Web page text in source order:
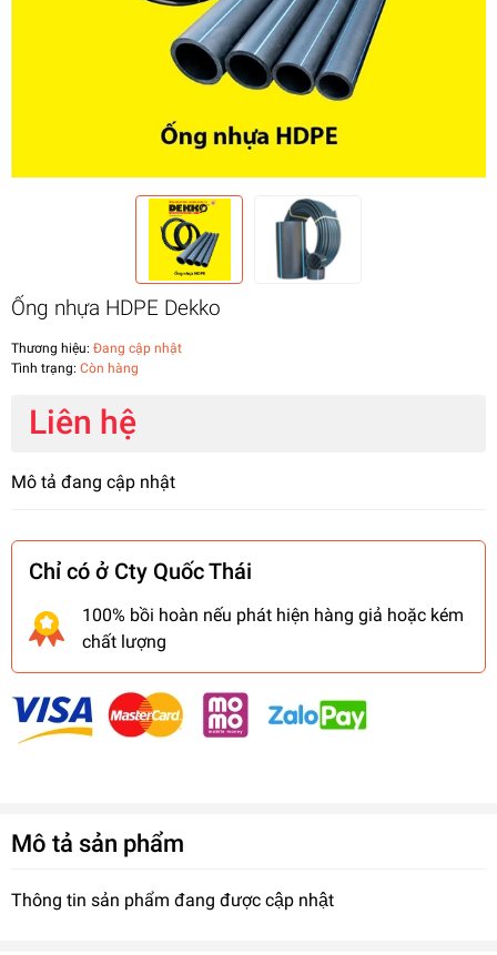
Ống nhựa HDPE Dekko
Thương hiệu: Đang cập nhật
Tình trạng: Còn hàng
Liên hệ
Mô tả đang cập nhật
Chỉ có ở Cty Quốc Thái
100% bồi hoàn nếu phát hiện hàng giả hoặc kém
chất lượng
Mô tả sản phẩm
Thông tin sản phẩm đang được cập nhật